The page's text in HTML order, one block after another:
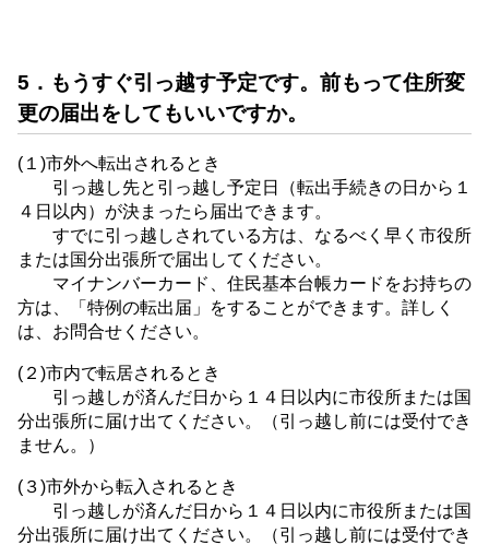
5．もうすぐ引っ越す予定です。前もって住所変
更の届出をしてもいいですか。
(１)市外へ転出されるとき
引っ越し先と引っ越し予定日（転出手続きの日から１
４日以内）が決まったら届出できます。
すでに引っ越しされている方は、なるべく早く市役所
または国分出張所で届出してください。
マイナンバーカード、住民基本台帳カードをお持ちの
方は、「特例の転出届」をすることができます。詳しく
は、お問合せください。
(２)市内で転居されるとき
引っ越しが済んだ日から１４日以内に市役所または国
分出張所に届け出てください。（引っ越し前には受付でき
ません。）
(３)市外から転入されるとき
引っ越しが済んだ日から１４日以内に市役所または国
分出張所に届け出てください。（引っ越し前には受付でき